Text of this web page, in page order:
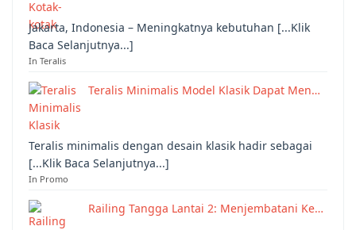
Jakarta, Indonesia – Meningkatnya kebutuhan [...Klik
Baca Selanjutnya...]
In Teralis
Teralis Minimalis Model Klasik Dapat Men…
Teralis minimalis dengan desain klasik hadir sebagai
[...Klik Baca Selanjutnya...]
In Promo
Railing Tangga Lantai 2: Menjembatani Ke…